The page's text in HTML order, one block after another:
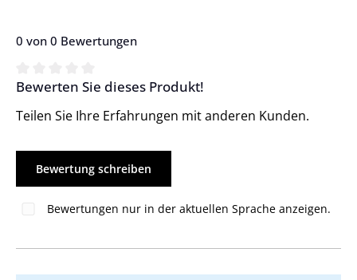
0 von 0 Bewertungen
Durchschnittliche Bewertung von 0 von 5 Sternen
Bewerten Sie dieses Produkt!
Teilen Sie Ihre Erfahrungen mit anderen Kunden.
Bewertung schreiben
Bewertungen nur in der aktuellen Sprache anzeigen.